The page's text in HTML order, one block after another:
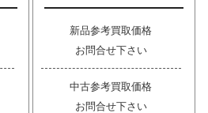
新品参考買取価格
お問合せ下さい
中古参考買取価格
お問合せ下さい